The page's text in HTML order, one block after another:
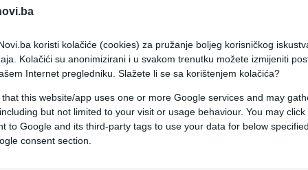
koristi kolačiće (cookies) za pružanje boljeg korisničkog
Kolačići su anonimizirani i u svakom trenutku možete izmijeniti
Internet pregledniku. Slažete li se sa korištenjem kolačića?
that this website/app uses one or more Google services and may
but not limited to your visit or usage behaviour. You may
to Google and its third-party tags to use your data for below
consent section.
novog mandata predsjednika Vladimira Putina,
i u Sankt Peterburgu, gdje je policija uhitila stotinjak
novog mandata predsjednika
ruskih gradova, pa tako i u Sankt Peterburgu,
na ruskog predsjednika, prosvjednici su
je osnovao predstavnik ruske oporbe u egzilu i